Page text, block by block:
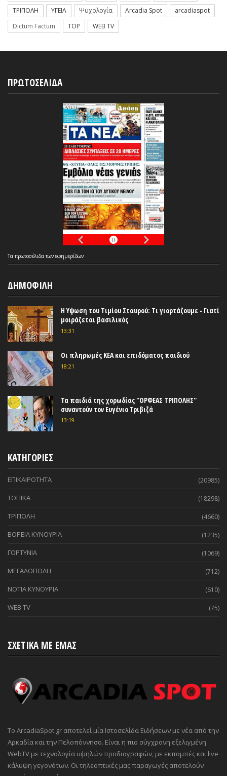
ΤΡΙΠΟΛΗ
ΥΓΕΙΑ Ψυχολογία Arcadia Spot
arcadiaspot
Dictum Factum
TOP WEB TV
ΠΡΩΤΟΣΕΛΙΔΑ
Τα πρωτοσέλιδατων εφημερίδων
ΔΗΜΟΦΙΛΗ
Η Υψωση του Τιμίου Σταυρού: Τι γιορτάζουμε - Γιατί
μοιράζεται βασιλικός
13:31
Οι πληρωμές ΚΕΑ και επιδόματος παιδιού
18:21
Τα παιδιά της χορωδίας ''ΟΡΦΕΑΣ ΤΡΙΠΟΛΗΣ''
συναντούν τον Ευγένιο Τριβιζά
13:19
ΚΑΤΗΓΟΡΙΕΣ
ΕΠΙΚΑΙΡΟΤΗΤΑ (20985)
ΤΟΠΙΚΑ (18298)
ΤΡΙΠΟΛΗ (4660)
ΒΟΡΕΙΑ ΚΥΝΟΥΡΙΑ (1235)
ΓΟΡΤΥΝΙΑ (1069)
ΜΕΓΑΛΟΠΟΛΗ (712)
ΝΟΤΙΑ ΚΥΝΟΥΡΙΑ (610)
WEB TV (75)
ΣΧΕΤΙΚΑ ΜΕ ΕΜΑΣ
Το ArcadiaSpot.gr αποτελεί μία Ιστοσελίδα Ειδήσεων με νέα από την
Αρκαδία και την Πελοπόννησο. Είναι η πιο σύγχρονη εξελιγμένη
WebTV με τεχνολογία υψηλών προδιαγραφών, με εκπομπές και live
κάλυψη γεγονότων. Οι τηλεοπτικές μας παραγωγές αποτελούν